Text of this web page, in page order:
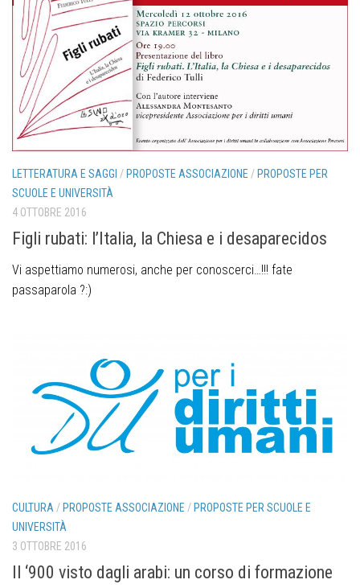
LETTERATURA E SAGGI /PROPOSTE ASSOCIAZIONE /PROPOSTE PER
SCUOLE E UNIVERSITÀ
4 OTTOBRE 2016
Figli rubati: l’Italia, la Chiesa e i desaparecidos
Vi aspettiamo numerosi, anche per conoscerci…!!! fate
passaparola ?:)
CULTURA/ PROPOSTE ASSOCIAZIONE / PROPOSTE PER SCUOLE E
UNIVERSITÀ
3 OTTOBRE 2016
Il ‘900 visto dagli arabi: un corso di formazione